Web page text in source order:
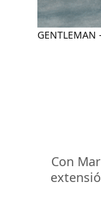
GENTLEMAN -
Con